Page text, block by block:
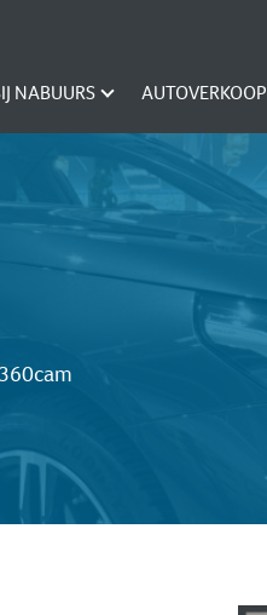
NABUURS AUTOVERKOOP